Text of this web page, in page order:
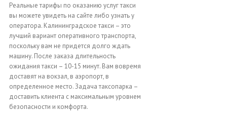
Реальные тарифы по оказанию услуг такси
вы можете увидеть на сайте либо узнать у
оператора. Калининградское такси – это
лучший вариант оперативного транспорта,
поскольку вам не придется долго ждать
машину. После заказа длительность
ожидания такси – 10-15 минут. Вам вовремя
доставят на вокзал, в аэропорт, в
определенное место. Задача таксопарка –
доставить клиента с максимальным уровнем
безопасности и комфорта.